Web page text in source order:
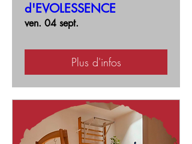
d'EVOLESSENCE
ven. 04 sept.
Plus d'infos